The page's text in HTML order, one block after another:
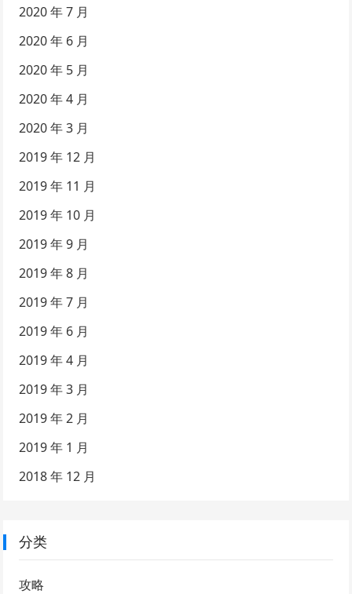
2020 年 7 月
2020 年 6 月
2020 年 5 月
2020 年 4 月
2020 年 3 月
2019 年 12 月
2019 年 11 月
2019 年 10 月
2019 年 9 月
2019 年 8 月
2019 年 7 月
2019 年 6 月
2019 年 4 月
2019 年 3 月
2019 年 2 月
2019 年 1 月
2018 年 12 月
分类
攻略